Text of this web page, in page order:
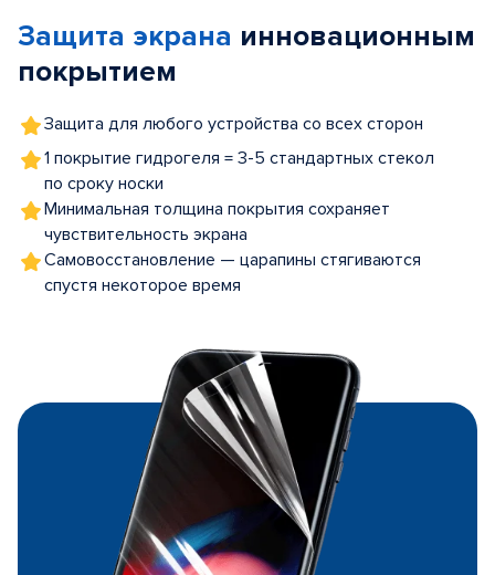
5
Защита экрана инновационным
покрытием
Защита для любого устройства со всех сторон
1 покрытие гидрогеля = 3-5 стандартных стекол
по сроку носки
Минимальная толщина покрытия сохраняет
чувствительность экрана
Самовосстановление — царапины стягиваются
спустя некоторое время